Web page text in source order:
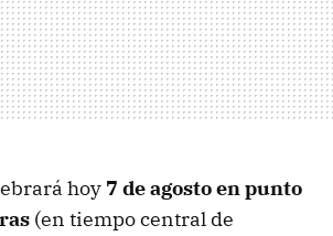
hoy 7 de agosto en punto
(en tiempo central de